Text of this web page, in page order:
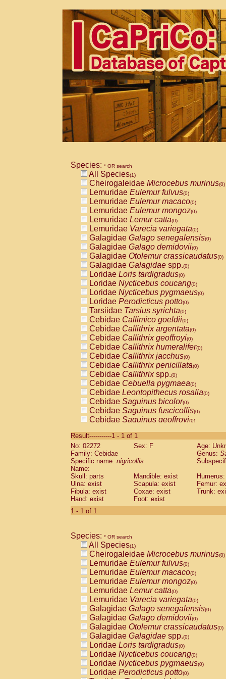
Species: * OR search
All Species(1)
Cheirogaleidae Microcebus murinus(0)
Lemuridae Eulemur fulvus(0)
Lemuridae Eulemur macaco(0)
Lemuridae Eulemur mongoz(0)
Lemuridae Lemur catta(0)
Lemuridae Varecia variegata(0)
Galagidae Galago senegalensis(0)
Galagidae Galago demidovii(0)
Galagidae Otolemur crassicaudatus(0)
Galagidae Galagidae spp.(0)
Loridae Loris tardigradus(0)
Loridae Nycticebus coucang(0)
Loridae Nycticebus pygmaeus(0)
Loridae Perodicticus potto(0)
Tarsiidae Tarsius syrichta(0)
Cebidae Callimico goeldii(0)
Cebidae Callithrix argentata(0)
Cebidae Callithrix geoffroyi(0)
Cebidae Callithrix humeralifer(0)
Cebidae Callithrix jacchus(0)
Cebidae Callithrix penicillata(0)
Cebidae Callithrixspp.(0)
Cebidae Cebuella pygmaea(0)
Cebidae Leontopithecus rosalia(0)
Cebidae Saguinus bicolor(0)
Cebidae Saguinus fuscicollis(0)
Cebidae Saguinus geoffroyi(0)
CebidaeSaguinus labiatus(0)
Cebidae Saguinus leucopus (0)
Cebidae
CebidaeSaguinus mystax
Cebidae Saguinus nigricollis (1)
Cebidae Saguinus oedipus
Cebidae Saguinus weddelli
Cebidae Saguinusspp.
Cebidae
CebidaeCebus capucinus
CebidaeCebus nigrivittatus
CebidaeCebus spp.(0)
CebidaeSaimiri boliviensis(0)
CebidaeSaimiri sciureus(0)
AtelidaeAlouatta caraya(0)
AtelidaeAlouatta fusca(0)
AtelidaeAlouatta seniculus(0)
AtelidaeAlouattaspp.(0)
AtelidaeAteles belzebuth(0)
AtelidaeAteles geoffroyi(0)
AtelidaeAteles paniscus(0)
AtelidaeAtelesspp.(0)
AtelidaeLagothrix lagothricha(0)
AtelidaeLagothrix lagothricha cana
PitheciidaeCacajao calvus
Result-----------1 - 1 of 1
No: 02272
Sex: F
Age:
Family: Cebidae
Genus:
Specific name: nigricollis
Name:
Skull: parts
Mandible: exist
Ulna: exist
Scapula: exist
Femur:
Fibula: exist
Coxae: exist
Trunk:
Hand: exist
Foot: exist
1 - 1 of 1
Species: * OR search
All Species(1)
Cheirogaleidae Microcebus murinus(0)
Lemuridae Eulemur fulvus(0)
Lemuridae Eulemur macaco(0)
Lemuridae Eulemur mongoz(0)
Lemuridae Lemur catta(0)
Lemuridae Varecia variegata(0)
Galagidae Galago senegalensis(0)
Galagidae Galago demidovii(0)
Galagidae Otolemur crassicaudatus(0)
Galagidae Galagidae spp.(0)
Loridae Loris tardigradus(0)
Loridae Nycticebus coucang(0)
Loridae Nycticebus pygmaeus(0)
Loridae Perodicticus potto(0)